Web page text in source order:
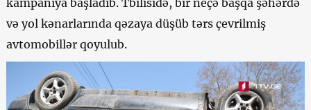
və yol kənarlarında qəzaya düşüb tərs çevrilmiş
avtomobillər qoyulub.